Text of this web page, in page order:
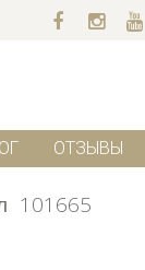
ОТЗЫВЫ
101665